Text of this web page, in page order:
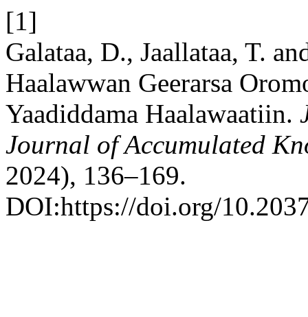
[1]
Galataa, D., Jaallataa, T.
Haalawwan Geerarsa
Yaadiddama Haalawaatiin.
Journal of Accumulated
2024), 136–169.
DOI:https://doi.org/